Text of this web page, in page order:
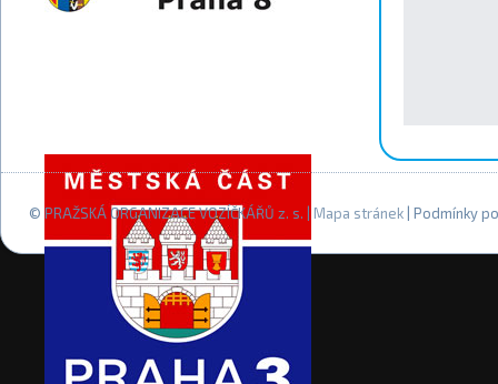
© PRAŽSKÁ ORGANIZACE VOZÍČKÁŘŮ z. s. | Mapa stránek | Podmínky